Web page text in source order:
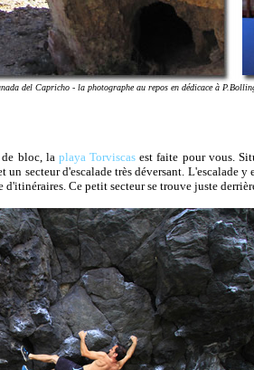
del Capricho - la photographe au repos en dédicace à
de bloc, la playa Torviscas est faite pour vous.
secteur d'escalade très déversant. L'escalade
Ce petit secteur se trouve juste